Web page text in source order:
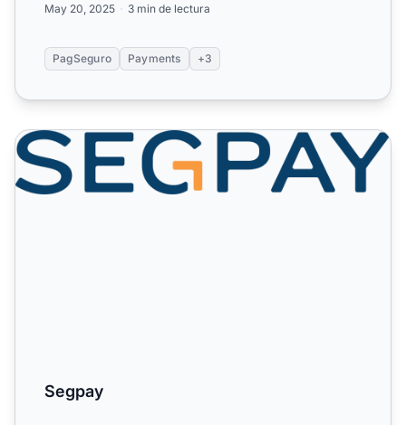
May 20, 2025 3 min de lectura
PagSeguro Payments +3
Segpay
Segpay